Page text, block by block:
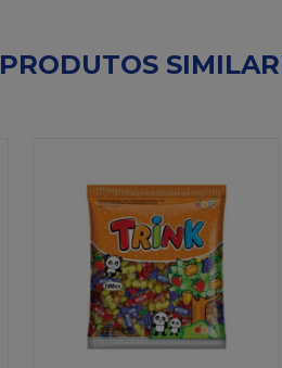
PRODUTOS